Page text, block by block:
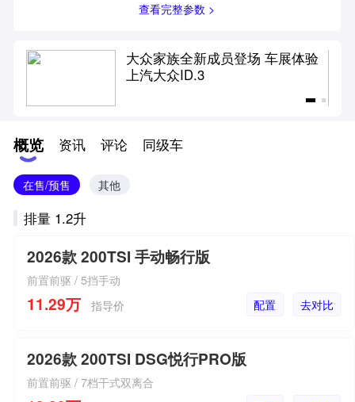
查看完整参数 >
大众家族全新成员登场 车展体验
上汽大众ID.3
概览 资讯 评论 同级车
在售/预售 其他
排量 1.2升
2026款 200TSI 手动畅行版
前置前驱 / 5挡手动
11.29万 指导价 去对比
配置
2026款 200TSI DSG悦行PRO版
前置前驱 / 7档干式双离合